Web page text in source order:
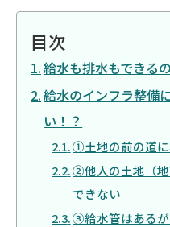
目次
給水も排水もできる
給水のインフラ整備
い！？
①土地の前の道に
②他人の土地（
できない
③給水管はある